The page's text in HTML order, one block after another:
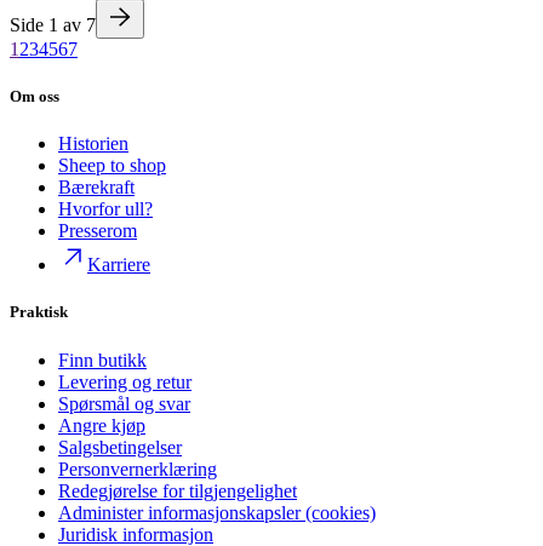
Side 1 av 7
1 234567
Om oss
Historien
Sheep to shop
Bærekraft
Hvorfor ull?
Presserom
Karriere
Praktisk
Finn butikk
Levering og retur
Spørsmål og svar
Angre kjøp
Salgsbetingelser
Personvernerklæring
Redegjørelse for tilgjengelighet
Administer informasjonskapsler (cookies)
Juridisk informasjon